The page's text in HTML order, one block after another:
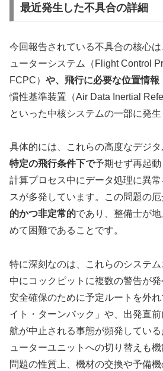
最近発生した不具合の詳細
今回報告されている不具合の核心
ューターシステム（Flight Control
FCPC） や、飛行に必要な位置情報
慣性基準装置（Air Data Inertial
といった中核システムの一部に発生
具体的には、これらの高度なデジタ
特定の飛行条件下で予期せず再起動
計算プロセス中にデータ処理に異
スが多発しています。この問題の
的かつ非定常的であり、整備士が
めて困難であることです。
特に深刻なのは、これらのシステ
中にコックピットに複数の警告が
安全確保のために予定ルートを外
イト・ターンバック」や、出発直
航が中止される事態が頻発してい
ューターユニットへの切り替えも機
問題の性質上、機材の交換や予備機